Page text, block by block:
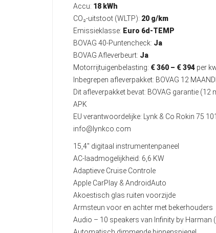
Accu: 18 kWh
CO₂-uitstoot (WLTP): 20 g/km
Emissieklasse: Euro 6d-TEMP
BOVAG 40-Puntencheck: Ja
BOVAG Afleverbeurt: Ja
Motorrijtuigenbelasting: € 360 – € 394 per
Inbegrepen afleverpakket: BOVAG 12
Dit afleverpakket bevat: BOVAG garantie
APK
EU verantwoordelijke: Lynk & Co Rokin 75
info@lynkco.com
15,4" digitaal instrumentenpaneel
AC-laadmogelijkheid: 6,6 KW
Adaptieve Cruise Controle
Apple CarPlay & AndroidAuto
Akoestisch glas ruiten voorzijde
Armsteun voor en achter met bekerhouders
Audio – 10 speakers van Infinity by Harman